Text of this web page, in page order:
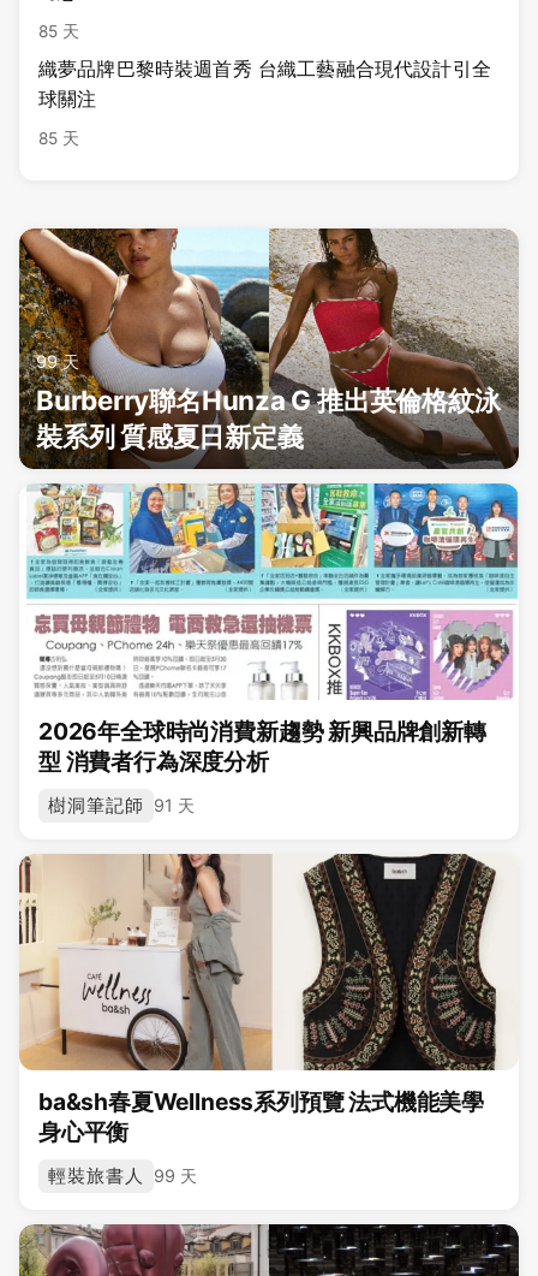
85 天
織夢品牌巴黎時裝週首秀 台織工藝融合現代設計引全
球關注
85 天
99 天
Burberry聯名Hunza G 推出英倫格紋泳
裝系列 質感夏日新定義
2026年全球時尚消費新趨勢 新興品牌創新轉
型 消費者行為深度分析
樹洞筆記師 91 天
ba&sh春夏Wellness系列預覽 法式機能美學
身心平衡
輕裝旅書人 99 天